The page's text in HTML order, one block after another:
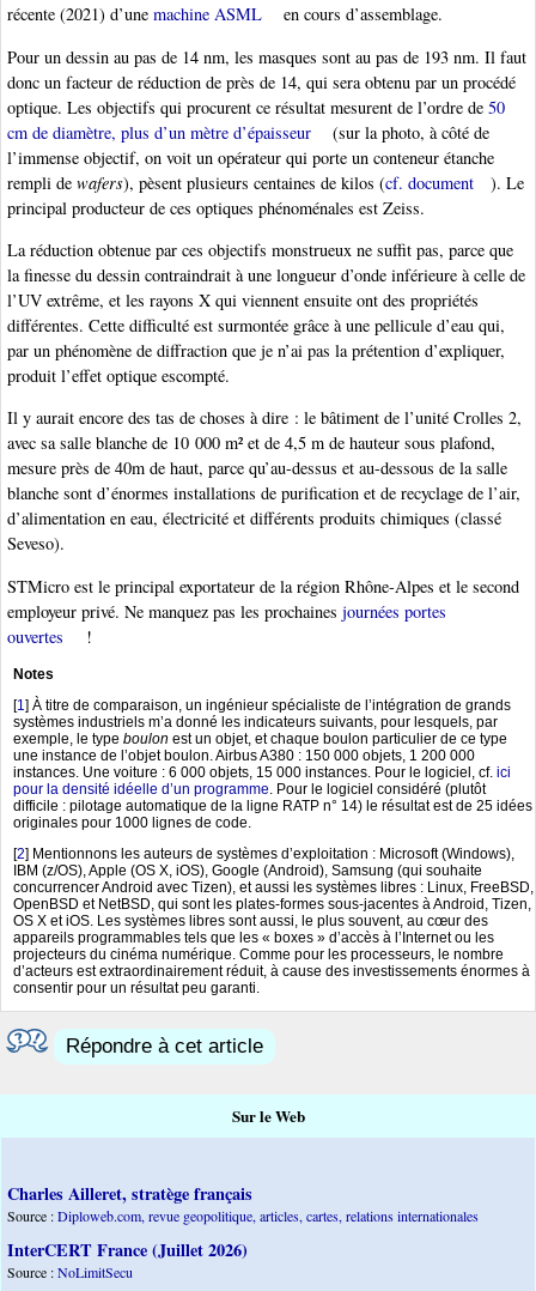
récente (2021) d’une machine ASML
en cours d’assemblage.
Pour un dessin au pas de 14 nm, les masques sont au pas de 193 nm. Il faut
donc un facteur de réduction de près de 14, qui sera obtenu par un procédé
optique. Les objectifs qui procurent ce résultat mesurent de l’ordre de 50
cm de diamètre, plus d’un mètre d’épaisseur
(sur la photo, à côté de
l’immense objectif, on voit un opérateur qui porte un conteneur étanche
rempli de wafers), pèsent plusieurs centaines de kilos (cf. document
). Le
principal producteur de ces optiques phénoménales est Zeiss.
La réduction obtenue par ces objectifs monstrueux ne suffit pas, parce que
la finesse du dessin contraindrait à une longueur d’onde inférieure à celle de
l’UV extrême, et les rayons X qui viennent ensuite ont des propriétés
différentes. Cette difficulté est surmontée grâce à une pellicule d’eau qui,
par un phénomène de diffraction que je n’ai pas la prétention d’expliquer,
produit l’effet optique escompté.
Il y aurait encore des tas de choses à dire : le bâtiment de l’unité Crolles 2,
avec sa salle blanche de 10 000 m² et de 4,5 m de hauteur sous plafond,
mesure près de 40m de haut, parce qu’au-dessus et au-dessous de la salle
blanche sont d’énormes installations de purification et de recyclage de l’air,
d’alimentation en eau, électricité et différents produits chimiques (classé
Seveso).
STMicro est le principal exportateur de la région Rhône-Alpes et le second
employeur privé. Ne manquez pas les prochaines journées portes
ouvertes
!
Notes
[1] À titre de comparaison, un ingénieur spécialiste de l’intégration de grands
systèmes industriels m’a donné les indicateurs suivants, pour lesquels, par
exemple, le type boulon est un objet, et chaque boulon particulier de ce type
une instance de l’objet boulon. Airbus A380 : 150 000 objets, 1 200 000
instances. Une voiture : 6 000 objets, 15 000 instances. Pour le logiciel, cf. ici
pour la densité idéelle d’un programme. Pour le logiciel considéré (plutôt
difficile : pilotage automatique de la ligne RATP n° 14) le résultat est de 25 idées
originales pour 1000 lignes de code.
[2] Mentionnons les auteurs de systèmes d’exploitation : Microsoft (Windows),
IBM (z/OS), Apple (OS X, iOS), Google (Android), Samsung (qui souhaite
concurrencer Android avec Tizen), et aussi les systèmes libres : Linux, FreeBSD,
OpenBSD et NetBSD, qui sont les plates-formes sous-jacentes à Android, Tizen,
OS X et iOS. Les systèmes libres sont aussi, le plus souvent, au cœur des
appareils programmables tels que les « boxes » d’accès à l’Internet ou les
projecteurs du cinéma numérique. Comme pour les processeurs, le nombre
d’acteurs est extraordinairement réduit, à cause des investissements énormes à
consentir pour un résultat peu garanti.
Répondre à cet article
Sur le Web
Charles Ailleret, stratège français
Source :Diploweb.com, revue geopolitique, articles, cartes, relations internationales
InterCERT France (Juillet 2026)
Source :NoLimitSecu